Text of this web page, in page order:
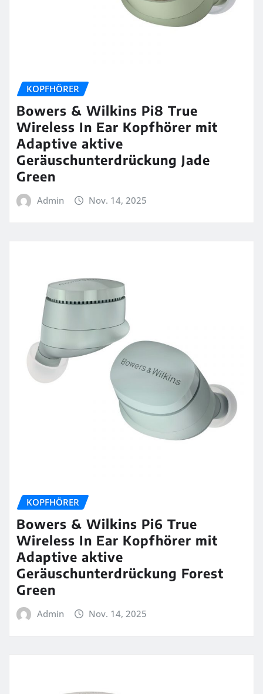
KOPFHÖRER
Bowers & Wilkins Pi8 True
Wireless In Ear Kopfhörer mit
Adaptive aktive
Geräuschunterdrückung Jade
Green
Admin Nov. 14, 2025
KOPFHÖRER
Bowers & Wilkins Pi6 True
Wireless In Ear Kopfhörer mit
Adaptive aktive
Geräuschunterdrückung Forest
Green
Admin Nov. 14, 2025